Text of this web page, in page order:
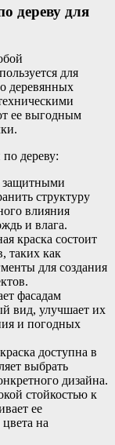
дереву для
для
деревянных
ее выгодным
дереву:
защитными
структуру
влияния
и влага.
краска состоит
таких как
для создания
фасадам
вид, улучшает их
и погодных
доступна в
выбрать
дизайна.
стойкостью к
ее
на